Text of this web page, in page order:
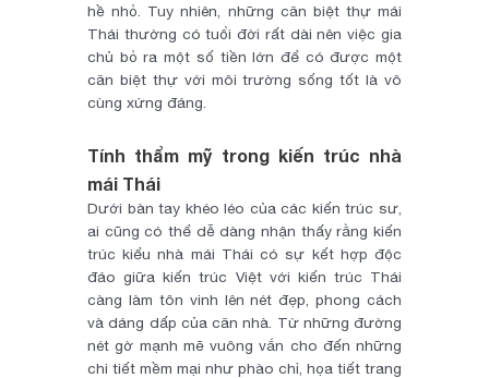
hề nhỏ. Tuy nhiên, những căn biệt thự mái
Thái thường có tuổi đời rất dài nên việc gia
chủ bỏ ra một số tiền lớn để có được một
căn biệt thự với môi trường sống tốt là vô
cùng xứng đáng.
Tính thẩm mỹ trong kiến trúc nhà
mái Thái
Dưới bàn tay khéo léo của các kiến trúc sư,
ai cũng có thể dễ dàng nhận thấy rằng kiến
trúc kiểu nhà mái Thái có sự kết hợp độc
đáo giữa kiến trúc Việt với kiến trúc Thái
càng làm tôn vinh lên nét đẹp, phong cách
và dáng dấp của căn nhà. Từ những đường
nét gờ mạnh mẽ vuông vắn cho đến những
chi tiết mềm mại như phào chỉ, họa tiết trang